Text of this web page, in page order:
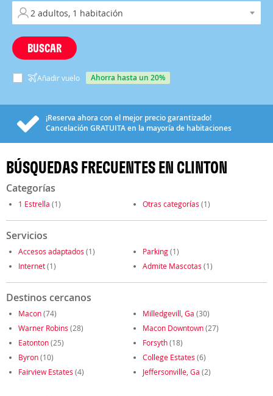
BUSCAR
Añadir vuelo ahorra hasta un 20%
¡Reserva ahora con el mejor precio garantizado!
Cancelación GRATUITAen la mayoría de habitaciones
BÚSQUEDAS FRECUENTES EN CLINTON
Categorías
1 Estrella (1) Otras categorías (1)
Servicios
Accesos adaptados (1) Parking(1)
Internet(1) Admite Mascotas (1)
Destinos cercanos
Macon(74) Milledgevill, Ga (30)
Warner Robins (28) Macon Downtown(27)
Eatonton(25) Forsyth(18)
Byron(10) College Estates (6)
Fairview Estates (4) Jeffersonville, Ga (2)